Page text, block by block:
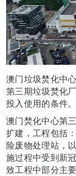
澳门垃圾焚化中
第三期垃圾焚化
投入使用的条件。
澳门焚化中心第
扩建，工程包括
险废物处理站，
施过程中受到新
致工程中部分主